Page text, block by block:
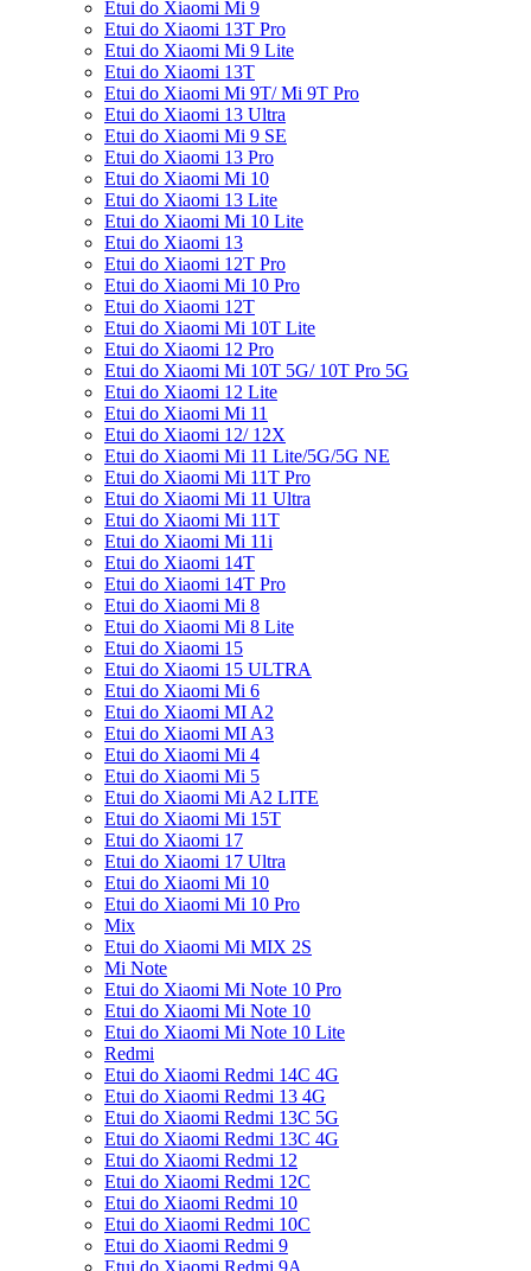
Etui do Xiaomi Mi 9
Etui do Xiaomi 13T Pro
Etui do Xiaomi Mi 9 Lite
Etui do Xiaomi 13T
Etui do Xiaomi Mi 9T/ Mi 9T Pro
Etui do Xiaomi 13 Ultra
Etui do Xiaomi Mi 9 SE
Etui do Xiaomi 13 Pro
Etui do Xiaomi Mi 10
Etui do Xiaomi 13 Lite
Etui do Xiaomi Mi 10 Lite
Etui do Xiaomi 13
Etui do Xiaomi 12T Pro
Etui do Xiaomi Mi 10 Pro
Etui do Xiaomi 12T
Etui do Xiaomi Mi 10T Lite
Etui do Xiaomi 12 Pro
Etui do Xiaomi Mi 10T 5G/ 10T Pro 5G
Etui do Xiaomi 12 Lite
Etui do Xiaomi Mi 11
Etui do Xiaomi 12/ 12X
Etui do Xiaomi Mi 11 Lite/5G/5G NE
Etui do Xiaomi Mi 11T Pro
Etui do Xiaomi Mi 11 Ultra
Etui do Xiaomi Mi 11T
Etui do Xiaomi Mi 11i
Etui do Xiaomi 14T
Etui do Xiaomi 14T Pro
Etui do Xiaomi Mi 8
Etui do Xiaomi Mi 8 Lite
Etui do Xiaomi 15
Etui do Xiaomi 15 ULTRA
Etui do Xiaomi Mi 6
Etui do Xiaomi MI A2
Etui do Xiaomi MI A3
Etui do Xiaomi Mi 4
Etui do Xiaomi Mi 5
Etui do Xiaomi Mi A2 LITE
Etui do Xiaomi Mi 15T
Etui do Xiaomi 17
Etui do Xiaomi 17 Ultra
Etui do Xiaomi Mi 10
Etui do Xiaomi Mi 10 Pro
Mix
Etui do Xiaomi Mi MIX 2S
Mi Note
Etui do Xiaomi Mi Note 10 Pro
Etui do Xiaomi Mi Note 10
Etui do Xiaomi Mi Note 10 Lite
Redmi
Etui do Xiaomi Redmi 14C 4G
Etui do Xiaomi Redmi 13 4G
Etui do Xiaomi Redmi 13C 5G
Etui do Xiaomi Redmi 13C 4G
Etui do Xiaomi Redmi 12
Etui do Xiaomi Redmi 12C
Etui do Xiaomi Redmi 10
Etui do Xiaomi Redmi 10C
Etui do Xiaomi Redmi 9
Etui do Xiaomi Redmi 9A